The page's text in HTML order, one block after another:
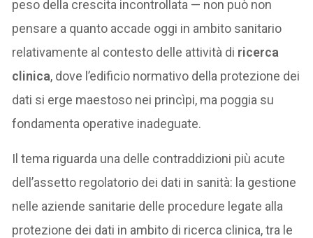
peso della crescita incontrollata — non può non
pensare a quanto accade oggi in ambito sanitario
relativamente al contesto delle attività di ricerca
clinica, dove l’edificio normativo della protezione dei
dati si erge maestoso nei princìpi, ma poggia su
fondamenta operative inadeguate.
Il tema riguarda una delle contraddizioni più acute
dell’assetto regolatorio dei dati in sanità: la gestione
nelle aziende sanitarie delle procedure legate alla
protezione dei dati in ambito di ricerca clinica, tra le